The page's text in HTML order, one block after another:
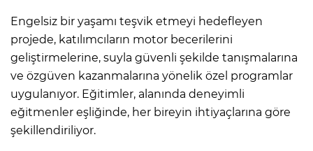
Engelsiz bir yaşamı teşvik etmeyi hedefleyen
projede, katılımcıların motor becerilerini
geliştirmelerine, suyla güvenli şekilde tanışmalarına
ve özgüven kazanmalarına yönelik özel programlar
uygulanıyor. Eğitimler, alanında deneyimli
eğitmenler eşliğinde, her bireyin ihtiyaçlarına göre
şekillendiriliyor.